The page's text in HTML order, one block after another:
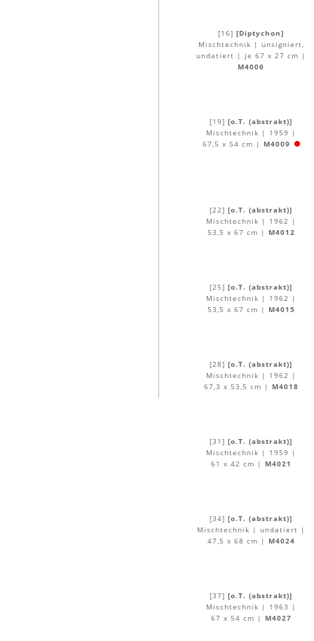
[16] [Diptychon]
Mischtechnik | unsigniert,
undatiert | je 67 x 27 cm |
M4006
[19] [o.T. (abstrakt)]
Mischtechnik | 1959 |
67,5 x 54 cm |
M4009
[22] [o.T. (abstrakt)]
Mischtechnik | 1962 |
53,5 x 67 cm |
M4012
[25] [o.T. (abstrakt)]
Mischtechnik | 1962 |
53,5 x 67 cm |
M4015
[28] [o.T. (abstrakt)]
Mischtechnik | 1962 |
67,3 x 53,5 cm |
M4018
[31] [o.T. (abstrakt)]
Mischtechnik | 1959 |
61 x 42 cm |
M4021
[34] [o.T. (abstrakt)]
Mischtechnik | undatiert |
47,5 x 68 cm |
M4024
[37] [o.T. (abstrakt)]
Mischtechnik | 1963 |
67 x 54 cm |
M4027